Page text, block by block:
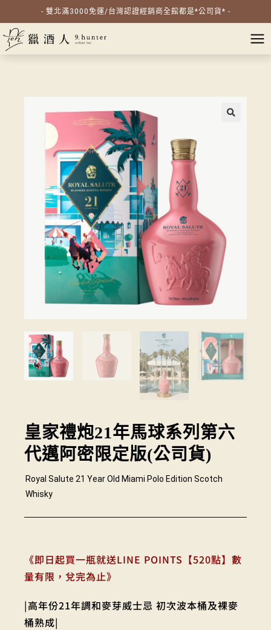
- 雙北滿3000免運/台灣認證經銷商全館都是*公司貨* -
皇家禮炮21年馬球系列第六
代邁阿密限定版(公司貨)
Royal Salute 21 Year Old Miami Polo Edition Scotch
Whisky
《即日起買一瓶就送LINE POINTS【520點】數
量有限，兌完為止》
|高年份21年調和麥芽威士忌 初次波本桶及裸麥
桶熟成|